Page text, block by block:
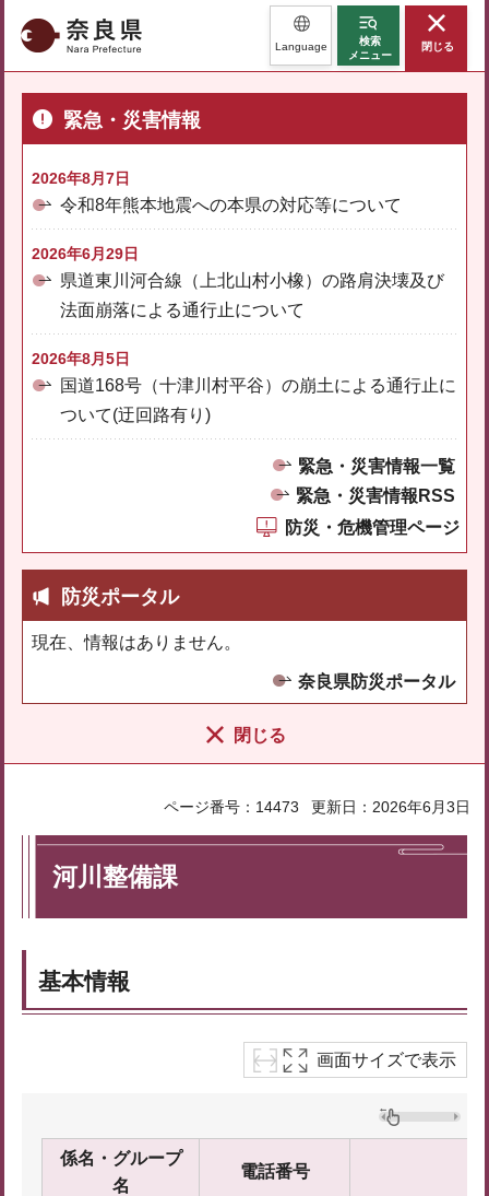
奈良県 Language
検索
メニュー
閉じる
緊急・災害情報
2026年8月7日
令和8年熊本地震への本県の対応等について
2026年6月29日
県道東川河合線（上北山村小橡）の路肩決壊及び
法面崩落による通行止について
2026年8月5日
国道168号（十津川村平谷）の崩土による通行止に
ついて(迂回路有り)
緊急・災害情報一覧
緊急・災害情報RSS
防災・危機管理ページ
防災ポータル
現在、情報はありません。
奈良県防災ポータル
閉じる
ページ番号：14473 更新日：2026年6月3日
河川整備課
基本情報
画面サイズで表示
係名・グループ
名
電話番号